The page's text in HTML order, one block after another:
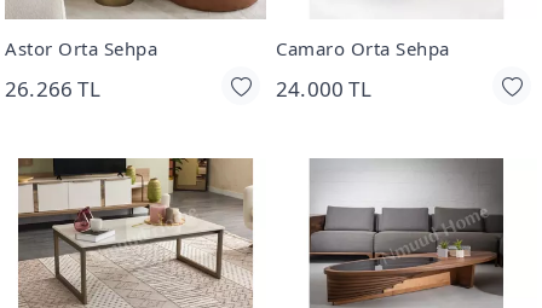
Astor Orta Sehpa
26.266 TL
Camaro Orta Sehpa
24.000 TL